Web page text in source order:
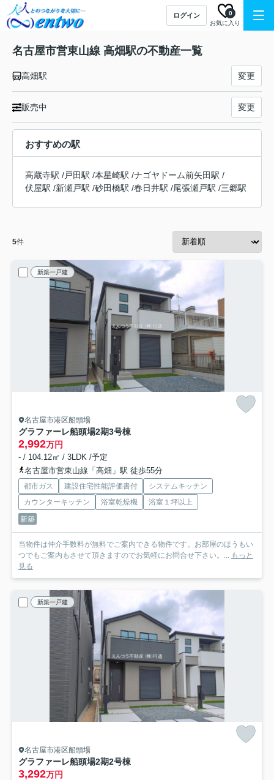
ログイン
お気に入り
0
名古屋市営東山線 高畑駅の不動産一覧
高畑駅 変更
販売中 変更
おすすめの駅
高蔵寺駅 /戸田駅 /本星崎駅 /ナゴヤドーム前矢田駅 /
伏屋駅 /新瀬戸駅 /砂田橋駅 /春日井駅 /尾張瀬戸駅 /三郷駅
5件
新築一戸建
名古屋市港区船頭場
グラファーレ船頭場2期3号棟
2,992万円
- / 104.12㎡ / 3LDK /予定
名古屋市営東山線「高畑」駅 徒歩55分
都市ガス 建設住宅性能評価書付
システムキッチン
カウンターキッチン
浴室乾燥機
浴室１坪以上
新築
当物件は仲介手数料が無料でご案内できる物件です。お部屋のほうもい
つでもご案内もさせて頂きますのでお気軽にお問合せ下さい。... もっと
見る
新築一戸建
名古屋市港区船頭場
グラファーレ船頭場2期2号棟
3,292万円